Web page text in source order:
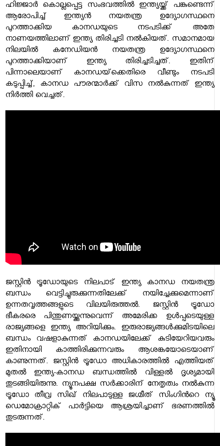
ഹിജ്ജാര്‍ കൊല്ലപ്പെട്ട സംഭവത്തില്‍ ഇന്ത്യയ്ക്ക് പങ്കുണ്ടെന്ന്
ആരോപിച്ച് ഇന്ത്യന്‍ നയതന്ത്ര ഉദ്യോഗസ്ഥനെ
പുറത്താക്കിയ കാനഡയുടെ നടപടിക്ക് അതേ
നാണയത്തിലാണ് ഇന്ത്യ തിരിച്ചടി നല്‍കിയത്. സമാനമായ
നിലയില്‍ കനേഡിയന്‍ നയതന്ത്ര ഉദ്യോഗസ്ഥനെ
പുറത്താക്കിയാണ് ഇന്ത്യ തിരിച്ചടിച്ചത്. ഇതിന്
പിന്നാലെയാണ് കാനഡയ്‌ക്കെതിരെ വീണ്ടും നടപടി
കടുപ്പിച്ച്, കാനഡ പൗരന്മാര്‍ക്ക് വിസ നല്‍കുന്നത് ഇന്ത്യ
നിര്‍ത്തി വെച്ചത്.
ജസ്റ്റിൻ ട്രൂഡോയുടെ നിലപാട് ഇന്ത്യ കാന‍ഡ നയതന്ത്ര
ബന്ധം വെട്ടിച്ചുരുക്കുന്നതിലേക്ക് നയിച്ചേക്കുമെന്നാണ്
ഉന്നതവൃത്തങ്ങളുടെ വിലയിരുത്തൽ. ജസ്റ്റിൻ ട്രൂഡോ
ഭീകരരെ പിന്തുണയ്ക്കുന്നുവെന്ന് അമേരിക്ക ഉൾപ്പടെയുള്ള
രാജ്യങ്ങളെ ഇന്ത്യ അറിയിക്കും. ഇരുരാജ്യങ്ങൾക്കുമിടയിലെ
ബന്ധം വഷളാകുന്നത് കാനഡയിലേക്ക് കുടിയേറിയവരും
ഇതിനായി കാത്തിരിക്കുന്നവരും ആശങ്കയോടെയാണ്
കാണുന്നത്. ജസ്റ്റിൻ ട്രൂഡോ അധികാരത്തിൽ എത്തിയത്
മുതൽ ഇന്ത്യ-കാനഡ ബന്ധത്തിൽ വിള്ളൽ ദൃശ്യമായി
തുടങ്ങിയിരുന്നു. ന്യൂനപക്ഷ സർക്കാരിന് നേതൃത്വം നൽകുന്ന
ട്രൂഡോ തീവ്ര സിഖ് നിലപാടുള്ള ജഗ്മീത് സിംഗിൻറെ ന്യൂ
ഡെമോക്രാറ്റിക് പാർട്ടിയെ ആശ്രയിച്ചാണ് ഭരണത്തിൽ
തുടരുന്നത്.